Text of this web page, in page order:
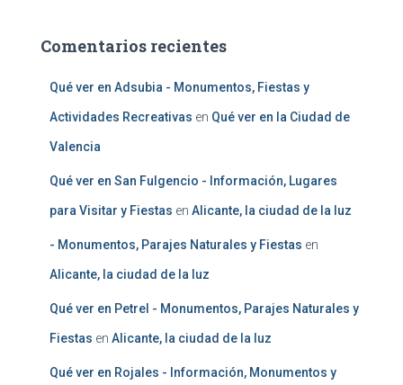
Comentarios recientes
Qué ver en Adsubia - Monumentos, Fiestas y
Actividades Recreativas en Qué ver en la Ciudad de
Valencia
Qué ver en San Fulgencio - Información, Lugares
para Visitar y Fiestas en Alicante, la ciudad de la luz
- Monumentos, Parajes Naturales y Fiestas en
Alicante, la ciudad de la luz
Qué ver en Petrel - Monumentos, Parajes Naturales y
Fiestas en Alicante, la ciudad de la luz
Qué ver en Rojales - Información, Monumentos y